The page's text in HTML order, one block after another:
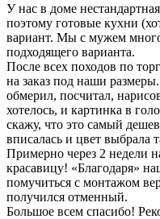
У нас в доме
поэтому готовые кухни
вариант. Мы с мужем
подходящего варианта.
После всех походов по
на заказ под наши
обмерил, посчитал,
хотелось, и картинка в
скажу, что это самый
вписалась и цвет выбрала
Примерно через 2 недели
красавицу! «Благодаря»
помучиться с монтажом
получился отменный.
Большое всем спасибо!